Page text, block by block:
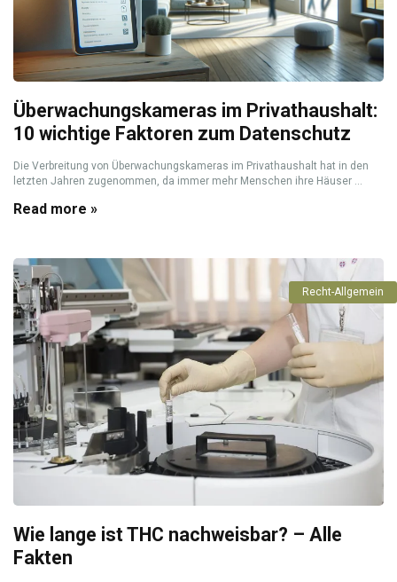
Überwachungskameras im Privathaushalt:
10 wichtige Faktoren zum Datenschutz
Die Verbreitung von Überwachungskameras im Privathaushalt hat in den
letzten Jahren zugenommen, da immer mehr Menschen ihre Häuser ...
Read more »
Recht-Allgemein
Wie lange ist THC nachweisbar? – Alle
Fakten